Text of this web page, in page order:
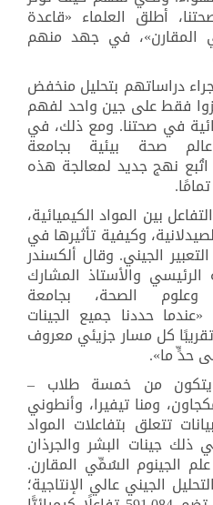
أطلق العلماء «قاعدة
المقارن»، في جهد منهم
دراساتهم بتحليل منخفض
فقط على جين واحد لفهم
في صحتنا. ومع ذلك، في
صحة بيئية بجامعة
نهج جديد لمعالجة هذه
.
بين المواد الكيميائية،
وكيفية تأثيرها في
الجيني. وقال ألكسندر
والأستاذ المشارك
الصحة، بجامعة
حددنا جميع الجينات
كل مسار جزيئي معروف
حدٍّ ما.«
من خمسة طلاب –
ومنا تيفيرا، وأنطوني
تتعلق بتفاعلات المواد
ذلك جينات البشر والجرذان
الجينوم السُمِّي المقارن.
الجيني عالي الإنتاجية؛